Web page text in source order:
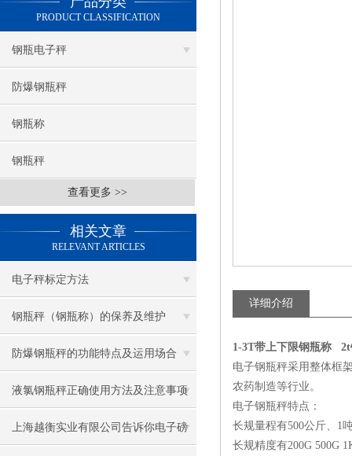
PRODUCT CLASSIFICATION
钢瓶电子秤
防爆钢瓶秤
钢瓶称
钢瓶秤
查看更多 >>
相关文章
RELEVANT ARTICLES
电子秤标定方法
钢瓶秤（钢瓶称）的保养及维护
防爆钢瓶秤的功能特点及运用场合
液氯钢瓶秤正确使用方法及注意事项
上海越衡实业有限公司告诉你电子磅
详细介绍
1-3T带上下限钢瓶称 2t
电子钢瓶秤采用整体框
农药制造等行业。
电子钢瓶秤特点：
长规量程有500公斤、1
长规精度有200G 500G